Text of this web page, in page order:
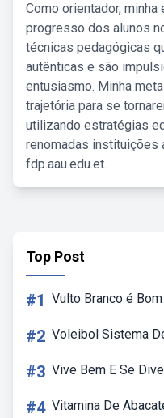
Como orientador,
progresso dos alunos
técnicas pedagógicas
autênticas e são
entusiasmo. Minha
trajetória para se
utilizando estratégias
renomadas instituições
fdp.aau.edu.et.
Top Post
#1 Vulto Branco é
#2 Voleibol Sistema
#3 Vive Bem E Se
#4 Vitamina De